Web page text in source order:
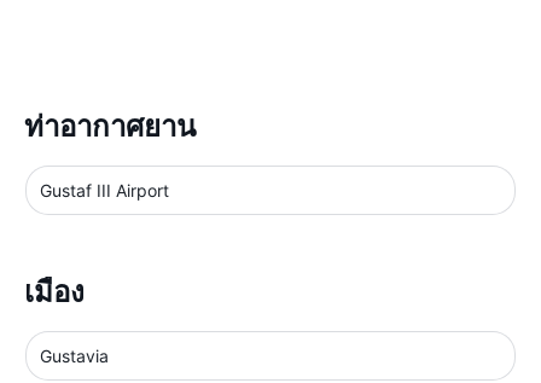
ท่าอากาศยาน
Gustaf III Airport
เมือง
Gustavia